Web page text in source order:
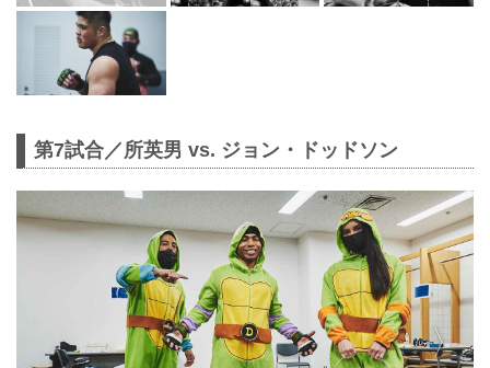
第7試合／所英男 vs. ジョン・ドッドソン